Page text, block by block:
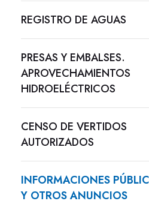
REGISTRO DE AGUAS
PRESAS Y EMBALSES.
APROVECHAMIENTOS
HIDROELÉCTRICOS
CENSO DE VERTIDOS
AUTORIZADOS
INFORMACIONES
Y OTROS ANUNCIOS